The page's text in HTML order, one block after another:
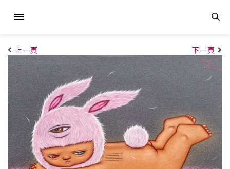
上一頁 下一頁